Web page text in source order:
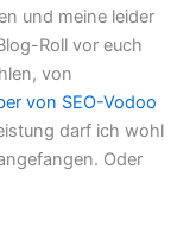
und meine leider
Roll vor euch
von
von SEO-Vodoo
darf ich wohl
Oder